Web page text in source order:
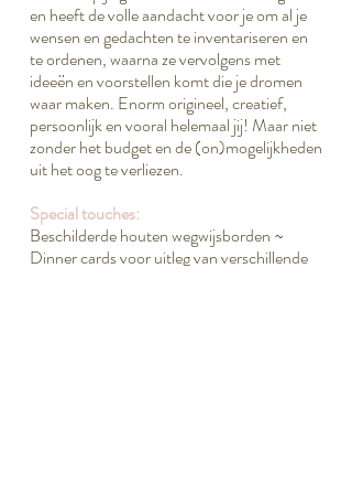
en heeft de volle aandacht voor je om al je
wensen en gedachten te inventariseren en
te ordenen, waarna ze vervolgens met
ideeën en voorstellen komt die je dromen
waar maken. Enorm origineel, creatief,
persoonlijk en vooral helemaal jij! Maar niet
zonder het budget en de (on)mogelijkheden
uit het oog te verliezen.
Special touches:
Beschilderde houten wegwijsborden ~
Dinner cards voor uitleg van verschillende